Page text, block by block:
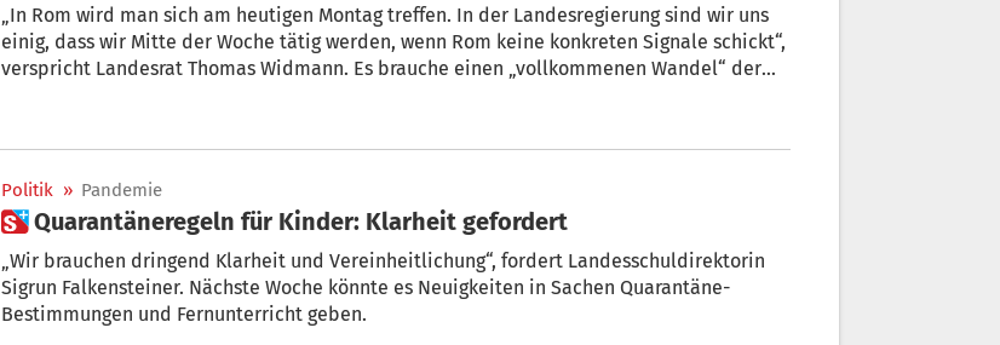
„In Rom wird man sich am heutigen Montag treffen. In der Landesregierung sind wir uns
einig, dass wir Mitte der Woche tätig werden, wenn Rom keine konkreten Signale schickt“,
verspricht Landesrat Thomas Widmann. Es brauche einen „vollkommenen Wandel“ der
Politik » Pandemie
 Quarantäneregeln für Kinder: Klarheit gefordert
„Wir brauchen dringend Klarheit und Vereinheitlichung“, fordert Landesschuldirektorin
Sigrun Falkensteiner. Nächste Woche könnte es Neuigkeiten in Sachen Quarantäne-
Bestimmungen und Fernunterricht geben.